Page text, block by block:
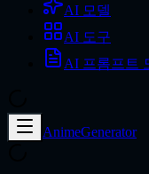
AI 모델
AI 도구
AI 프롬프트
AnimeGenerator